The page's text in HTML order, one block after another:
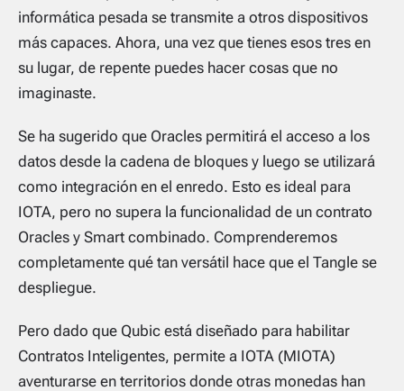
informática pesada se transmite a otros dispositivos
más capaces. Ahora, una vez que tienes esos tres en
su lugar, de repente puedes hacer cosas que no
imaginaste.
Se ha sugerido que Oracles permitirá el acceso a los
datos desde la cadena de bloques y luego se utilizará
como integración en el enredo. Esto es ideal para
IOTA, pero no supera la funcionalidad de un contrato
Oracles y Smart combinado. Comprenderemos
completamente qué tan versátil hace que el Tangle se
despliegue.
Pero dado que Qubic está diseñado para habilitar
Contratos Inteligentes, permite a IOTA (MIOTA)
aventurarse en territorios donde otras monedas han